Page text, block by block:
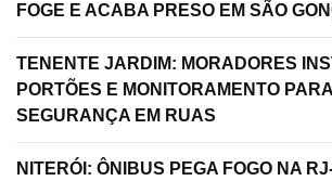
FOGE E ACABA PRESO EM SÃO
TENENTE JARDIM: MORADORES
PORTÕES E MONITORAMENTO
SEGURANÇA EM RUAS
NITERÓI: ÔNIBUS PEGA FOGO NA